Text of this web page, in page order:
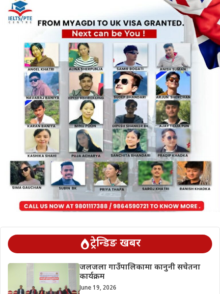
ट्रेन्डिङ खबर
जलजला गाउँपालिकामा कानुनी सचेतना
कार्यक्रम
June 19, 2026